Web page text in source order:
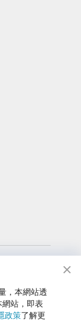
，本網站透
站，即表
政策了解更